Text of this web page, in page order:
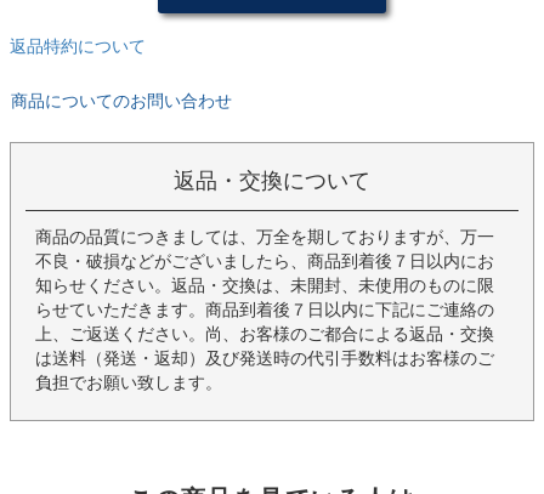
返品特約について
商品についてのお問い合わせ
返品・交換について
商品の品質につきましては、万全を期しておりますが、万一
不良・破損などがございましたら、商品到着後７日以内にお
知らせください。返品・交換は、未開封、未使用のものに限
らせていただきます。商品到着後７日以内に下記にご連絡の
上、ご返送ください。尚、お客様のご都合による返品・交換
は送料（発送・返却）及び発送時の代引手数料はお客様のご
負担でお願い致します。